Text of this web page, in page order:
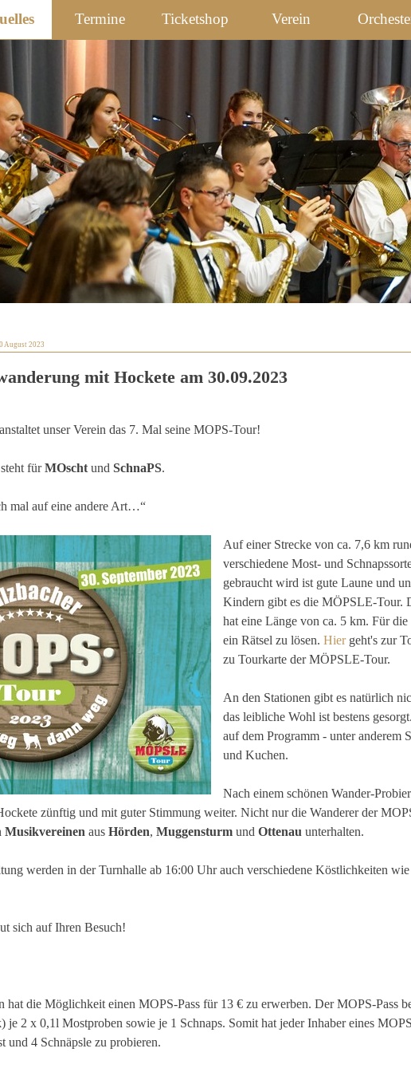
Termine Ticketshop Verein
August 2023
mit Hockete am 30.09.2023
unser Verein das 7. Mal seine MOPS-Tour!
für MOscht und SchnaPS.
mal auf eine andere Art…“
Auf einer Strecke von ca. 7,6 km
verschiedene Most- und
gebraucht wird ist gute Laune und
Kindern gibt es die MÖPSLE-Tour.
hat eine Länge von ca. 5 km. Für
ein Rätsel zu lösen. Hiergeht's zur
zu Tourkarte der MÖPSLE-Tour.
An den Stationen gibt es natürlich
das leibliche Wohl ist bestens
auf dem Programm - unter anderem
und Kuchen.
Nach einem schönen Wander-
zünftig und mit guter Stimmung weiter. Nicht nur die Wanderer der
Musikvereinen aus Hörden, Muggensturm und Ottenau unterhalten.
werden in der Turnhalle ab 16:00 Uhr auch verschiedene Köstlichkeiten
sich auf Ihren Besuch!
hat die Möglichkeit einen MOPS-Pass für 13 € zu erwerben. Der MOPS-Pass
je 2 x 0,1l Mostproben sowie je 1 Schnaps. Somit hat jeder Inhaber eines
und 4 Schnäpsle zu probieren.